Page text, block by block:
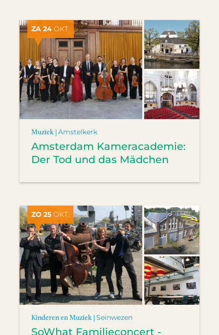
ZA 24 OKT.
Muziek |Amstelkerk
Amsterdam Kameracademie:
Der Tod und das Mädchen
ZO 25 OKT.
Kinderen en Muziek |Seinwezen
SoWhat Familieconcert -